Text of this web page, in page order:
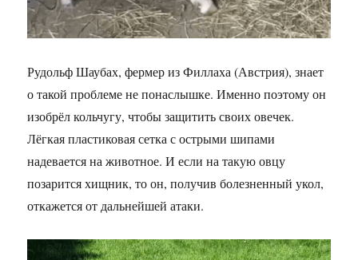
Рудольф Шаубах, фермер из Филлаха (Австрия), знает
о такой проблеме не понаслышке. Именно поэтому он
изобрёл кольчугу, чтобы защитить своих овечек.
Лёгкая пластиковая сетка с острыми шипами
надевается на животное. И если на такую овцу
позарится хищник, то он, получив болезненный укол,
откажется от дальнейшей атаки.